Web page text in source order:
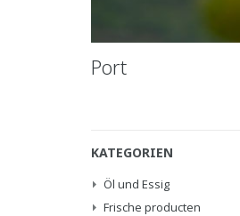
Port
KATEGORIEN
Öl und Essig
Frische producten